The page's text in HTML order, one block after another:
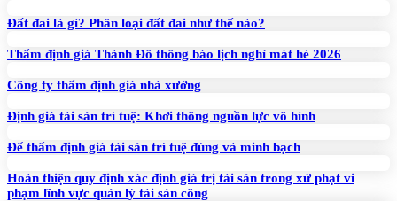
Đất đai là gì? Phân loại đất đai như thế nào?
Thẩm định giá Thành Đô thông báo lịch nghỉ mát hè 2026
Công ty thẩm định giá nhà xưởng
Định giá tài sản trí tuệ: Khơi thông nguồn lực vô hình
Để thẩm định giá tài sản trí tuệ đúng và minh bạch
Hoàn thiện quy định xác định giá trị tài sản trong xử phạt vi
phạm lĩnh vực quản lý tài sản công